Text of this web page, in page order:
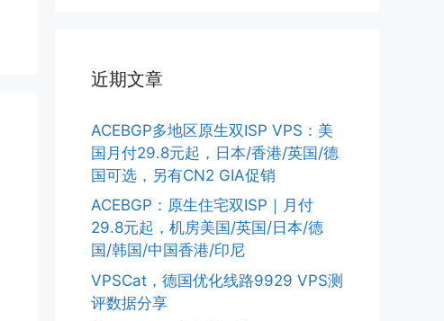
近期文章
ACEBGP多地区原生双ISP VPS：美
国月付29.8元起，日本/香港/英国/德
国可选，另有CN2 GIA促销
ACEBGP：原生住宅双ISP｜月付
29.8元起，机房美国/英国/日本/德
国/韩国/中国香港/印尼
VPSCat，德国优化线路9929 VPS测
评数据分享